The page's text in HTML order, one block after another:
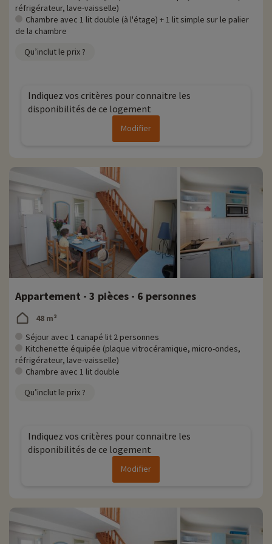
• Animaux de compagnie acceptés, en supplément
réfrigérateur, lave-vaisselle)
Chambre avec 1 lit double (à l'étage) + 1 lit simple sur le palier
de la chambre
Qu’inclut le prix ?
Indiquez vos critères pour connaitre les
disponibilités de ce logement
Modifier
Appartement - 3 pièces - 6 personnes
48 m²
Séjour avec 1 canapé lit 2 personnes
Kitchenette équipée (plaque vitrocéramique, micro-ondes,
réfrigérateur, lave-vaisselle)
Chambre avec 1 lit double
Qu’inclut le prix ?
Indiquez vos critères pour connaitre les
disponibilités de ce logement
Modifier